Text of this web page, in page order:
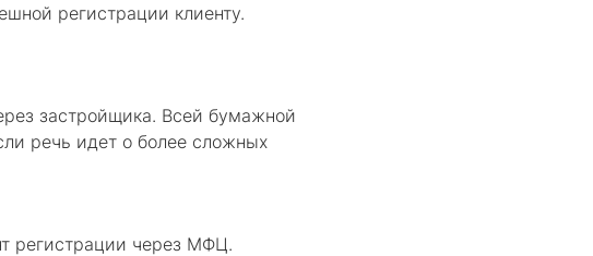
регистрации клиенту.
застройщика. Всей бумажной
речь идет о более сложных
регистрации через МФЦ.